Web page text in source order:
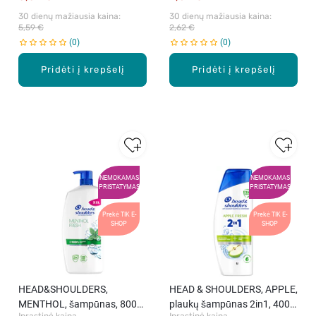
Pridėti į krepšelį
30 dienų mažiausia kaina:
5,59 €
0
Pridėti į krepšelį
30 dienų mažiausia kaina:
2,62 €
0
NEMOKAMAS
PRISTATYMAS
Prekė TIK E-
SHOP
HEAD&SHOULDERS,
MENTHOL, šampūnas, 800
NEMOKAMAS
PRISTATYMAS
Prekė TIK E-
SHOP
HEAD & SHOULDERS, APPLE,
plaukų šampūnas 2in1, 400